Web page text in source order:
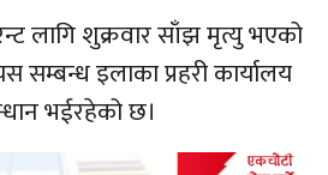
लागि शुक्रवार साँझ मृत्यु भएको
सम्बन्ध इलाका प्रहरी कार्यालय
भईरहेको छ।